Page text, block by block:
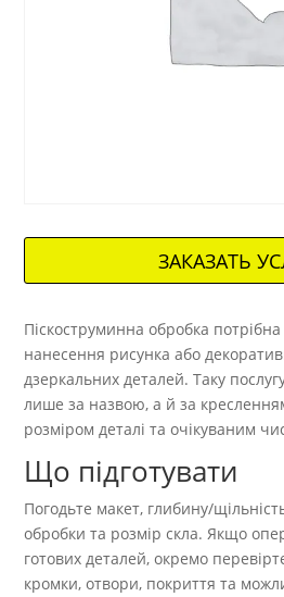
ЗАКАЗАТЬ
Піскоструминна обробка
нанесення рисунка або
дзеркальних деталей. Таку
лише за назвою, а й за
розміром деталі та очікуваним
Що підготувати
Погодьте макет, глибину/
обробки та розмір скла. Якщо
готових деталей, окремо
кромки, отвори, покриття та